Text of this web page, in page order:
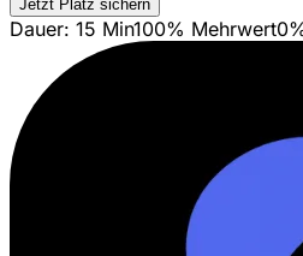
Jetzt Platz sichern
Dauer: 15 Min100% Mehrwert